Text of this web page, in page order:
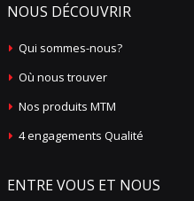
NOUS DÉCOUVRIR
Qui sommes-nous?
Où nous trouver
Nos produits MTM
4 engagements Qualité
ENTRE VOUS ET NOUS